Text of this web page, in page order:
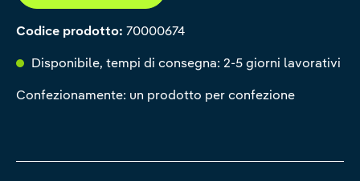
Codice prodotto: 70000674
Disponibile, tempi di consegna: 2-5 giorni lavorativi
Confezionamente: un prodotto per confezione